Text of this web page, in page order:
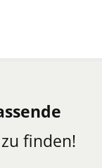
zu finden!